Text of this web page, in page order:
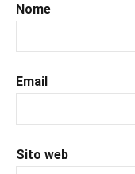
Nome
Email
Sito web